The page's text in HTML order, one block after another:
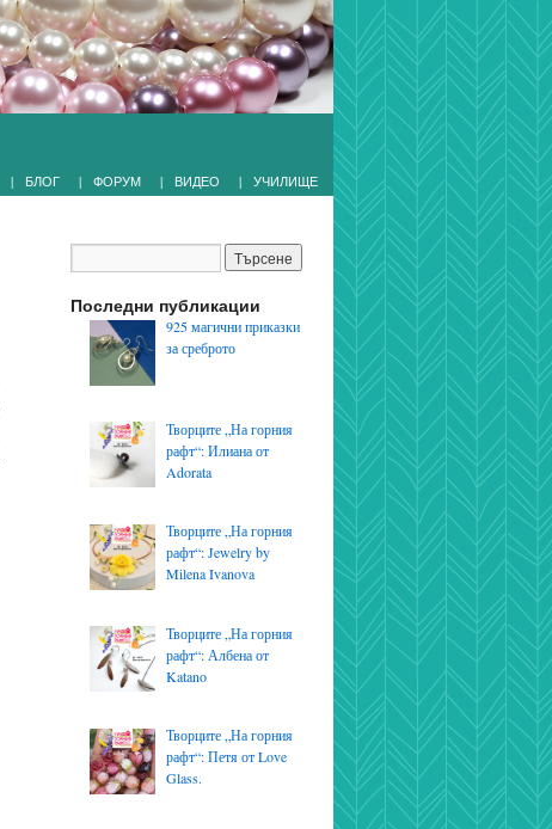
| БЛОГ | ФОРУМ | ВИДЕО | УЧИЛИЩЕ
Последни публикации
925 магични приказки
за среброто
Творците „На горния
рафт“: Илиана от
Adorata
Творците „На горния
рафт“: Jewelry by
Milena Ivanova
Творците „На горния
рафт“: Албена от
Katano
Творците „На горния
рафт“: Петя от Love
Glass.